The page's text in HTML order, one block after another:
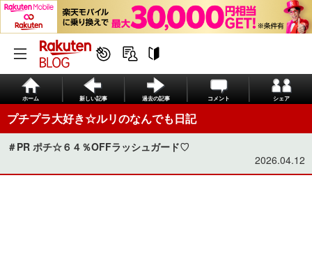
ホーム 新しい記事 過去の記事 コメント シェア
プチプラ大好き☆ルリのなんでも日記
＃PR ポチ☆６４％OFFラッシュガード♡
2026.04.12